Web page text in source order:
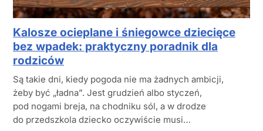
Kalosze ocieplane i śniegowce dziecięce
bez wpadek: praktyczny poradnik dla
rodziców
Są takie dni, kiedy pogoda nie ma żadnych ambicji,
żeby być „ładna”. Jest grudzień albo styczeń,
pod nogami breja, na chodniku sól, a w drodze
do przedszkola dziecko oczywiście musi…